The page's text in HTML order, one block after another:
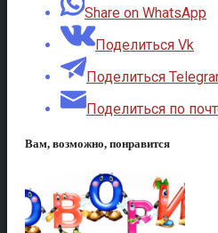
Share on WhatsApp
Поделиться Vk
Поделиться
Поделиться по
Вам, возможно, понравится